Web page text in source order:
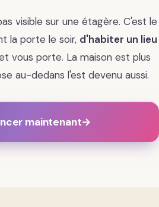
visible sur une étagère. C'est le
la porte le soir, d'habiter un lieu
vous porte. La maison est plus
au-dedans l'est devenu aussi.
maintenant→